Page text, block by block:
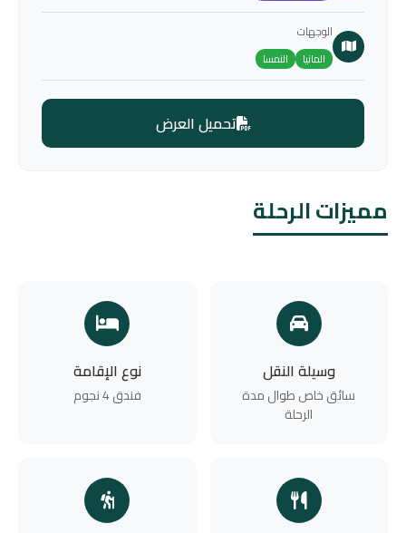
مميزات الرحلة
وسيلة النقل
سائق خاص طوال مدة
الرحلة
نوع الإقامة
فندق 4 نجوم
الوجهات
المانيا النمسا
تحميل العرض